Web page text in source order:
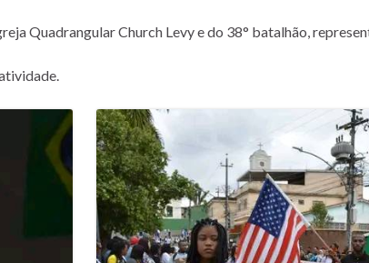
Quadrangular Church Levy e do 38° batalhão,